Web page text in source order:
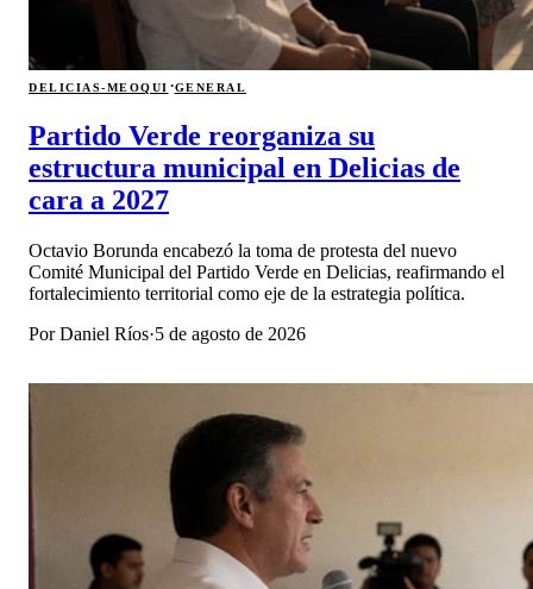
DELICIAS-MEOQUI ·GENERAL
Partido Verde reorganiza su
estructura municipal en Delicias de
cara a 2027
Octavio Borunda encabezó la toma de protesta del nuevo
Comité Municipal del Partido Verde en Delicias, reafirmando el
fortalecimiento territorial como eje de la estrategia política.
PorDaniel Ríos·5 de agosto de 2026